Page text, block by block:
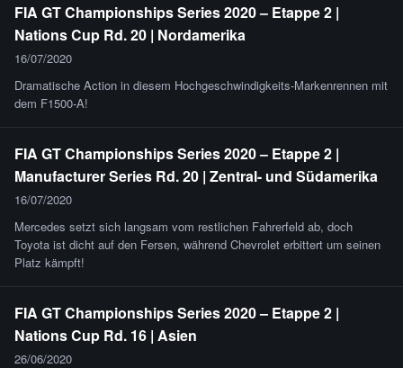
FIA GT Championships Series 2020 – Etappe 2 |
Nations Cup Rd. 20 | Nordamerika
16/07/2020
Dramatische Action in diesem Hochgeschwindigkeits-Markenrennen mit
dem F1500-A!
FIA GT Championships Series 2020 – Etappe 2 |
Manufacturer Series Rd. 20 | Zentral- und Südamerika
16/07/2020
Mercedes setzt sich langsam vom restlichen Fahrerfeld ab, doch
Toyota ist dicht auf den Fersen, während Chevrolet erbittert um seinen
Platz kämpft!
FIA GT Championships Series 2020 – Etappe 2 |
Nations Cup Rd. 16 | Asien
26/06/2020